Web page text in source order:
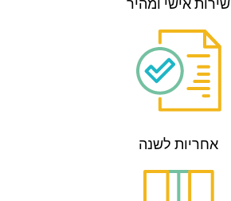
שירות אישי ומהיר
אחריות לשנה